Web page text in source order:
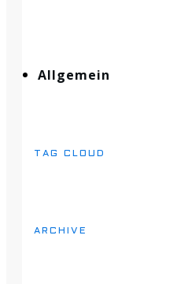
Allgemein
TAG CLOUD
ARCHIVE